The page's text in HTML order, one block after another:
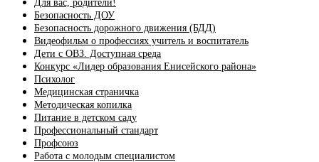
Для вас, родители!
Безопасность ДОУ
Безопасность дорожного движения (БДД)
Видеофильм о профессиях учитель и воспитатель
Дети с ОВЗ. Доступная среда
Конкурс «Лидер образования Енисейского района»
Психолог
Медицинская страничка
Методическая копилка
Питание в детском саду
Профессиональный стандарт
Профсоюз
Работа с молодым специалистом